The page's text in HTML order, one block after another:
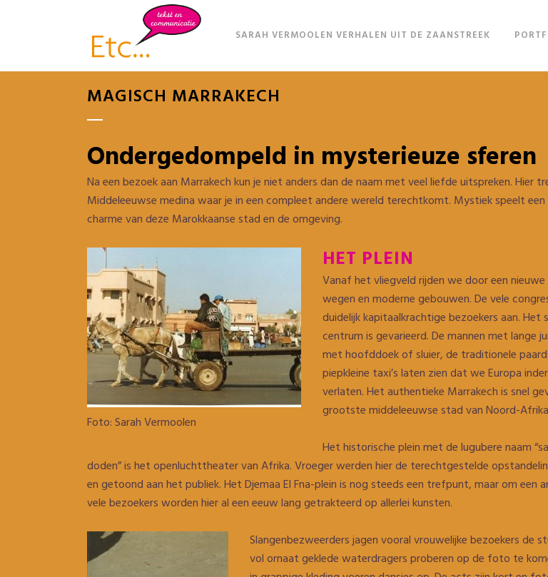
SARAH VERMOOLEN VERHALEN UIT DE ZAANSTREEK
MAGISCH MARRAKECH
Ondergedompeld in mysterieuze sferen
Na een bezoek aan Marrakech kun je niet anders dan de naam met veel liefde uitspreken. Hier
Middeleeuwse medina waar je in een compleet andere wereld terechtkomt. Mystiek speelt
charme van deze Marokkaanse stad en de omgeving.
Foto: Sarah Vermoolen
HET PLEIN
Vanaf het vliegveld rijden we door een
wegen en moderne gebouwen. De vele
duidelijk kapitaalkrachtige bezoekers aan.
centrum is gevarieerd. De mannen met lange
met hoofddoek of sluier, de traditionele
piepkleine taxi’s laten zien dat we Europa
verlaten. Het authentieke Marrakech is snel
grootste middeleeuwse stad van Noord-
Het historische plein met de lugubere naam
doden” is het openluchttheater van Afrika. Vroeger werden hier de terechtgestelde
en getoond aan het publiek. Het Djemaa El Fna-plein is nog steeds een trefpunt, maar om een
vele bezoekers worden hier al een eeuw lang getrakteerd op allerlei kunsten.
Slangenbezweerders jagen vooral vrouwelijke bezoekers de
vol ornaat geklede waterdragers proberen op de foto te